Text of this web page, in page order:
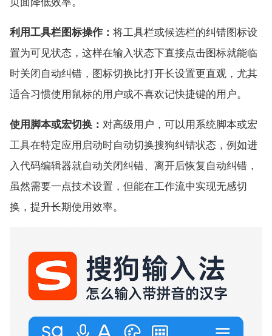
利用工具栏图标操作： 将工具栏或候选栏的纠错图标设
置为可见状态，这样在输入状态下直接点击图标就能临
时关闭自动纠错，图标切换比打开长设置更直观，尤其
适合习惯使用鼠标的用户或不喜欢记快捷键的用户。
使用脚本或宏切换： 对高级用户，可以用系统脚本或宏
工具在特定应用启动时自动切换搜狗纠错状态，例如进
入代码编辑器就自动关闭纠错、离开后恢复自动纠错，
虽然需要一点技术设置，但能在工作流中实现无感切
换，提升长期使用效率。